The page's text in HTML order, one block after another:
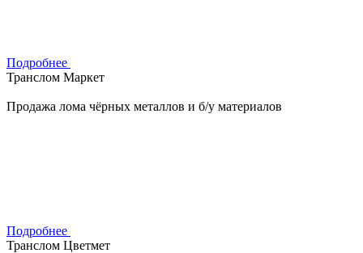
Подробнее
Транслом Маркет
Продажа лома чёрных металлов и б/у материалов
Подробнее
Транслом Цветмет